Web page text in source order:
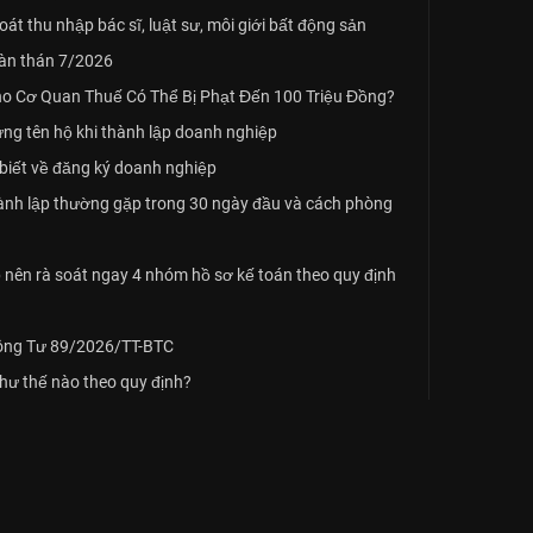
thu nhập bác sĩ, luật sư, môi giới bất động sản
thán 7/2026
Cơ Quan Thuế Có Thể Bị Phạt Đến 100 Triệu Đồng?
tên hộ khi thành lập doanh nghiệp
về đăng ký doanh nghiệp
lập thường gặp trong 30 ngày đầu và cách phòng
rà soát ngay 4 nhóm hồ sơ kế toán theo quy định
Tư 89/2026/TT-BTC
thế nào theo quy định?